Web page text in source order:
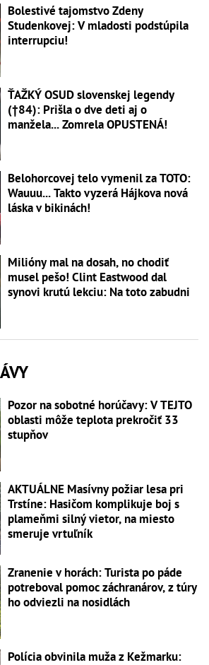
Bolestivé tajomstvo Zdeny
Studenkovej: V mladosti podstúpila
interrupciu!
ŤAŽKÝ OSUD slovenskej legendy
(†84): Prišla o dve deti aj o
manžela... Zomrela OPUSTENÁ!
Belohorcovej telo vymenil za TOTO:
Wauuu... Takto vyzerá Hájkova nová
láska v bikinách!
Milióny mal na dosah, no chodiť
musel pešo! Clint Eastwood dal
synovi krutú lekciu: Na toto zabudni
Pozor na sobotné horúčavy: V TEJTO
oblasti môže teplota prekročiť 33
stupňov
AKTUÁLNE Masívny požiar lesa pri
Trstíne: Hasičom komplikuje boj s
plameňmi silný vietor, na miesto
smeruje vrtuľník
Zranenie v horách: Turista po páde
potreboval pomoc záchranárov, z túry
ho odviezli na nosidlách
Polícia obvinila muža z Kežmarku: